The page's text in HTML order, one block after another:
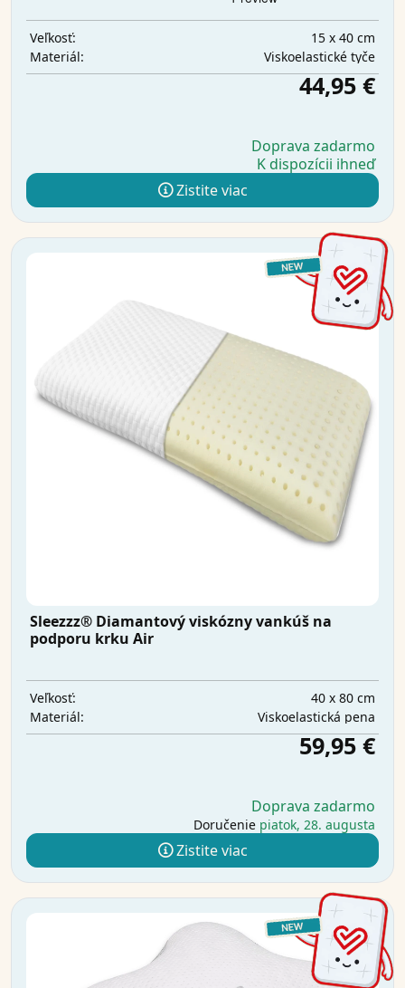
Veľkosť:
15 x 40 cm
Materiál:
Viskoelastické tyče
44,95 €
Doprava zadarmo
K dispozícii ihneď
Zistite viac
Sleezzz® Diamantový viskózny vankúš na
podporu krku Air
Veľkosť:
40 x 80 cm
Materiál:
Viskoelastická pena
59,95 €
Doprava zadarmo
Doručenie piatok, 28. augusta
Zistite viac